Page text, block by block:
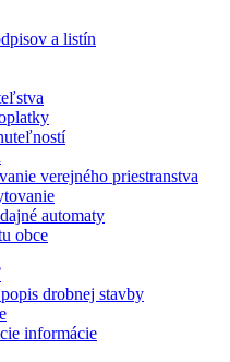
a listín
verejného priestranstva
automaty
obce
drobnej stavby
informácie